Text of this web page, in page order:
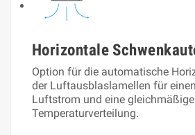
Horizontale
Option für die automatische
der Luftausblaslamellen für
Luftstrom und eine gleichmäßige
Temperaturverteilung.